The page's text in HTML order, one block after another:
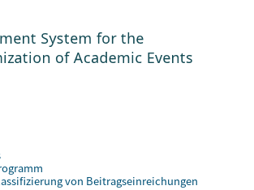
von Beitragseinreichungen